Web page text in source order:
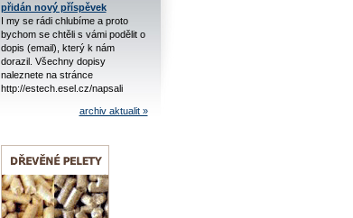
přidán nový příspěvek
I my se rádi chlubíme a proto
bychom se chtěli s vámi podělit o
dopis (email), který k nám
dorazil. Všechny dopisy
naleznete na stránce
http://estech.esel.cz/napsali
archiv aktualit »